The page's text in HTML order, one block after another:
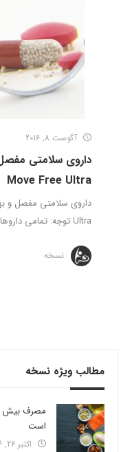
آگوست 8, 2016
داروی سلامتی
Move Free Ultra
Ultra توجه: تمامی داروهای ارائه شده تنها تحت نظارت و ...
نسخه
مطالب ویژه نسخه
است
اکتبر 26, 2024